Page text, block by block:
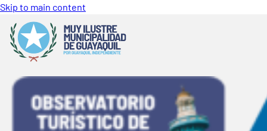
Skip to main content